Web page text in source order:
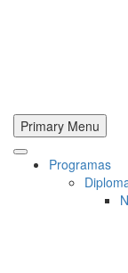
Primary Menu
Programas